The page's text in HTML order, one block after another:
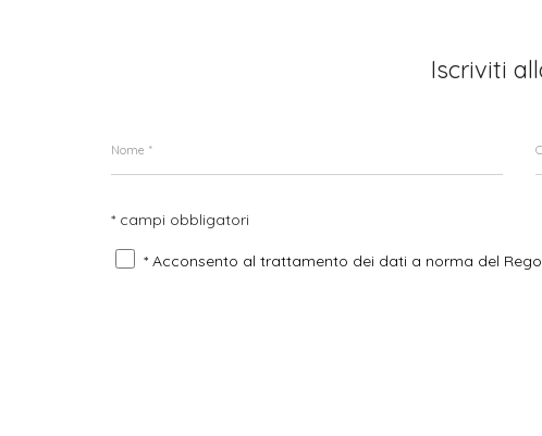
Iscriviti
* campi obbligatori
* Acconsento al trattamento dei dati a norma del